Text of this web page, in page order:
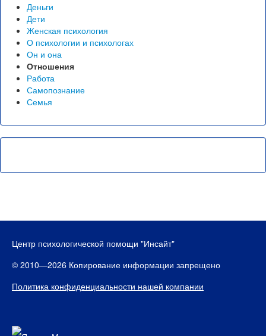
Деньги
Дети
Женская психология
О психологии и психологах
Он и она
Отношения
Работа
Самопознание
Семья
Центр психологической помощи "Инсайт"
© 2010—2026 Копирование информации запрещено
Политика конфиденциальности нашей компании